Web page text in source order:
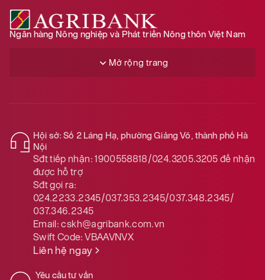
Ngân hàng Nông nghiệp và Phát triển Nông thôn Việt Nam
Mở rộng trang
Hội sở: Số 2 Láng Hạ, phường Giảng Võ, thành phố Hà
Nội
Sđt tiếp nhận: 1900558818/024.3205.3205để nhận
được hỗ trợ
Sđt gọi ra:
024.2233.2345/037.353.2345/037.348.2345/
037.346.2345
Email:cskh@agribank.com.vn
Swift Code:VBAAVNVX
Liên hệ ngay
Yêu cầu tư vấn